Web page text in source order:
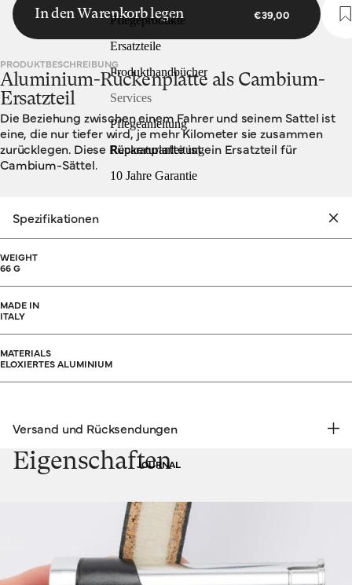
Pflegeprodukte
Ersatzteile
Produkthandbücher
Services
Pflegeanleitung
Reparaturanleitung
10 Jahre Garantie
JOURNAL
In den Warenkorb legen €39,00
PRODUKTBESCHREIBUNG
Aluminium-Rückenplatte als Cambium-
Ersatzteil
Die Beziehung zwischen einem Fahrer und seinem Sattel ist
eine, die nur tiefer wird, je mehr Kilometer sie zusammen
zurücklegen. Diese Rückenplatte ist ein Ersatzteil für
Cambium-Sättel.
Spezifikationen
WEIGHT
66 G
MADE IN
ITALY
MATERIALS
ELOXIERTES ALUMINIUM
Versand und Rücksendungen
KOSTENLOSE RÜCKSENDUNG | EXPRESSVERSAND
Versand & Rücksendungen
Eigenschaften